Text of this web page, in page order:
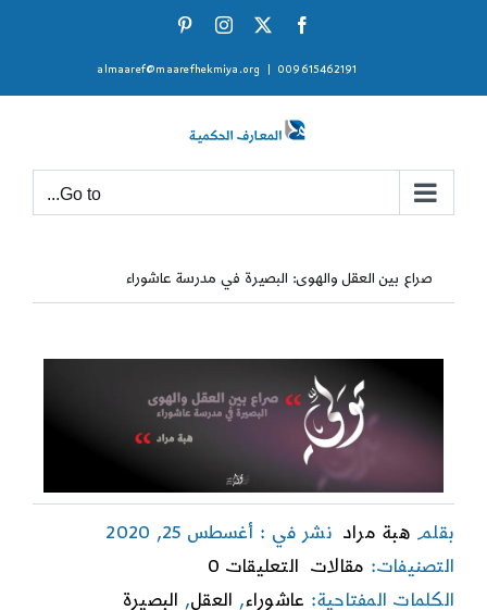
Facebook
X
Instagram
009615462191
almaaref@maarefhekmiya.org
Go to...
صراع بين العقل والهوى: البصيرة في مدرسة عاشوراء
بقلم هبة مراد نشر في : أغسطس 25, 2020
التصنيفات: مقالات التعليقات 0
صراع
الكلمات المفتاحية: عاشوراء, العقل, البصيرة